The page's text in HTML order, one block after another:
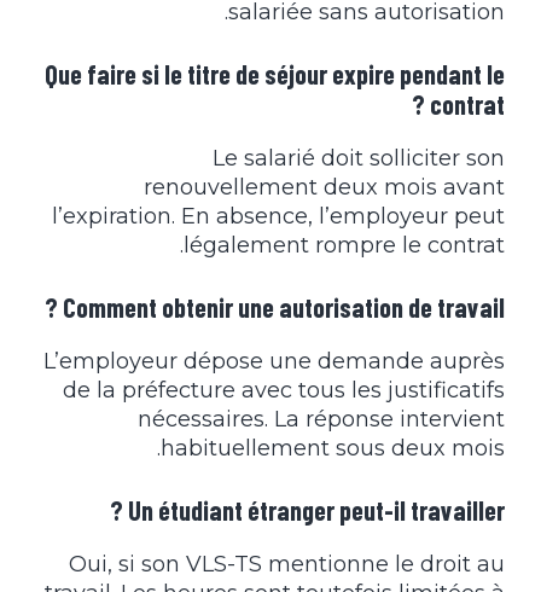
salariée sans autorisation.
Que faire si le titre de séjour expire pendant le
contrat ?
Le salarié doit solliciter son
renouvellement deux mois avant
l’expiration. En absence, l’employeur peut
légalement rompre le contrat.
Comment obtenir une autorisation de travail ?
L’employeur dépose une demande auprès
de la préfecture avec tous les justificatifs
nécessaires. La réponse intervient
habituellement sous deux mois.
Un étudiant étranger peut-il travailler ?
Oui, si son VLS-TS mentionne le droit au